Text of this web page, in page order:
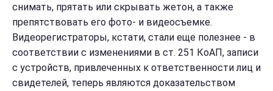
снимать, прятать или скрывать жетон, а также
препятствовать его фото- и видеосъемке.
Видеорегистраторы, кстати, стали еще полезнее - в
соответствии с изменениями в ст. 251 КоАП, записи
с устройств, привлеченных к ответственности лиц и
свидетелей, теперь являются доказательством